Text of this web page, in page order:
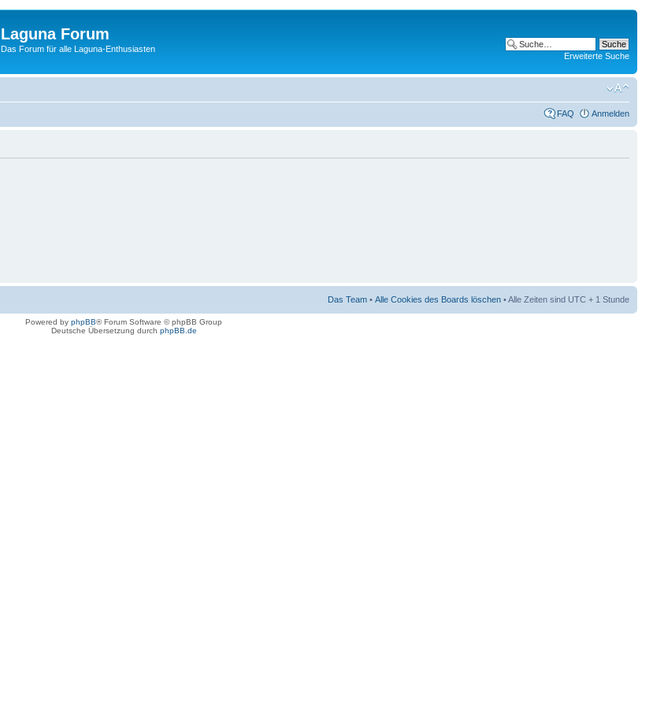
Laguna Forum
Das Forum für alle Laguna-Enthusiasten
Erweiterte Suche
FAQ Anmelden
Das Team • Alle Cookies des Boards löschen • Alle Zeiten sind UTC + 1 Stunde
Powered by phpBB® Forum Software © phpBB Group
Deutsche Übersetzung durch phpBB.de